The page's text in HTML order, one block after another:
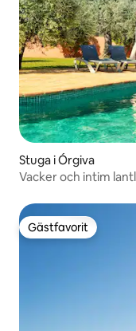
Stuga i Órgiva
Vacker och intim
Gästfavorit
Gästfavorit